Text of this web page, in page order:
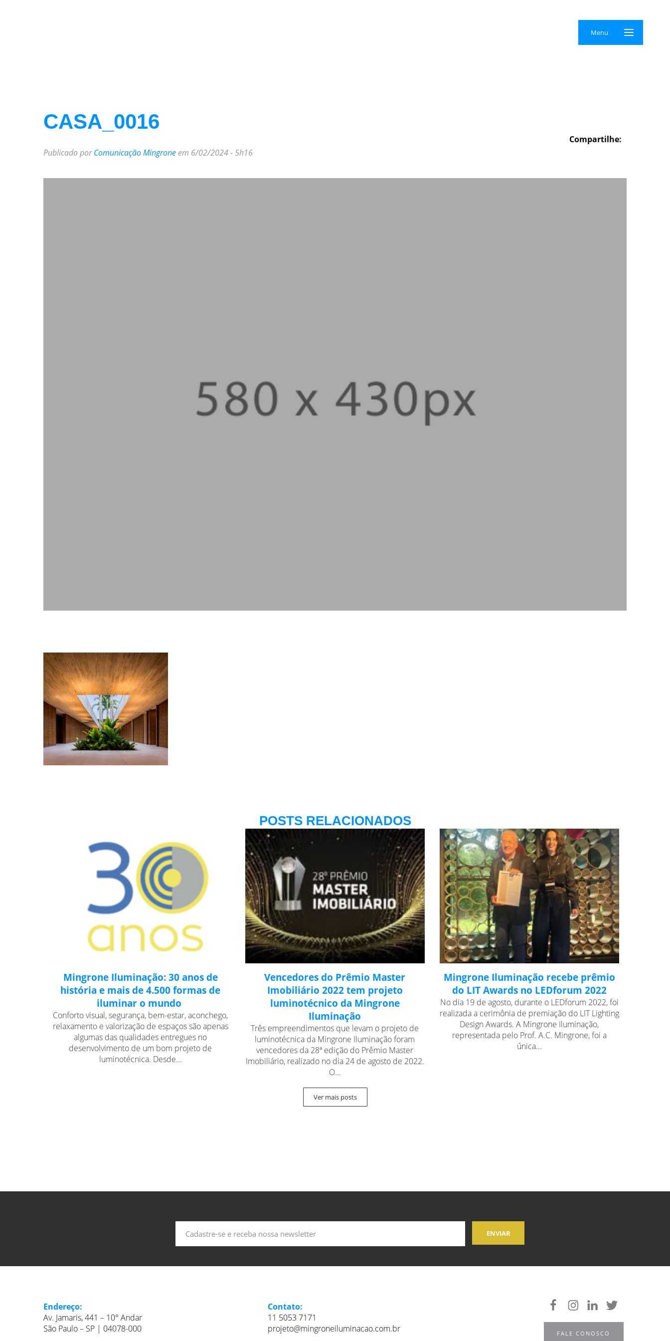
Menu
CASA_0016
Compartilhe:
Publicado porComunicação Mingrone em 6/02/2024 - 5h16
POSTS RELACIONADOS
Mingrone Iluminação: 30 anos de
história e mais de 4.500 formas de
iluminar o mundo
Conforto visual, segurança, bem-estar, aconchego,
relaxamento e valorização de espaços são apenas
algumas das qualidades entregues no
desenvolvimento de um bom projeto de
luminotécnica. Desde...
Vencedores do Prêmio Master
Imobiliário 2022 tem projeto
luminotécnico da Mingrone
Iluminação
Três empreendimentos que levam o projeto de
luminotécnica da Mingrone Iluminação foram
vencedores da 28ª edição do Prêmio Master
Imobiliário, realizado no dia 24 de agosto de 2022.
O...
Mingrone Iluminação recebe prêmio
do LIT Awards no LEDforum 2022
No dia 19 de agosto, durante o LEDforum 2022, foi
realizada a cerimônia de premiação do LIT Lighting
Design Awards. A Mingrone Iluminação,
representada pelo Prof. A.C. Mingrone, foi a
única...
Ver mais posts
Endereço:
Av. Jamaris, 441 – 10° Andar
São Paulo – SP | 04078-000
Contato:
11 5053 7171
projeto@mingroneiluminacao.com.br
FALE CONOSCO